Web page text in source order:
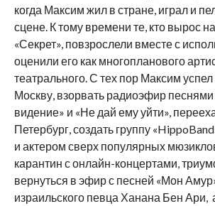
когда Максим жил в стране, играл и
сцене. К тому времени те, кто вырос
«Секрет», повзрослели вместе с
оценили его как многопланового
театрального. С тех пор Максим успел
Москву, взорвать радиоэфир
видение» и «Не дай ему уйти»,
Петербург, создать группу
и актером сверх популярных
карантин с онлайн-концертами,
вернуться в эфир с песней «Мон
израильского певца Ханана Бен Ари,